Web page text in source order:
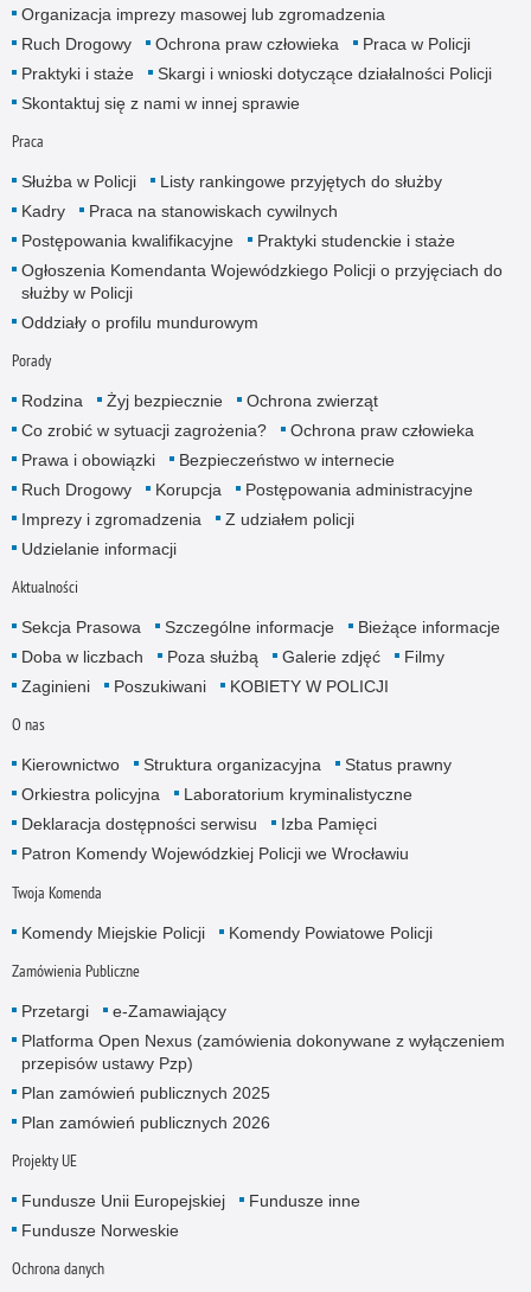
Organizacja imprezy masowej lub zgromadzenia
Ruch Drogowy
Ochrona praw człowieka
Praca w Policji
Praktyki i staże
Skargi i wnioski dotyczące działalności Policji
Skontaktuj się z nami w innej sprawie
Praca
Służba w Policji
Listy rankingowe przyjętych do służby
Kadry
Praca na stanowiskach cywilnych
Postępowania kwalifikacyjne
Praktyki studenckie i staże
Ogłoszenia Komendanta Wojewódzkiego Policji o przyjęciach do
służby w Policji
Oddziały o profilu mundurowym
Porady
Rodzina Żyj bezpiecznie
Ochrona zwierząt
Co zrobić w sytuacji zagrożenia?
Ochrona praw człowieka
Prawa i obowiązki
Bezpieczeństwo w internecie
Ruch Drogowy
Korupcja
Postępowania administracyjne
Imprezy i zgromadzenia
Z udziałem policji
Udzielanie informacji
Aktualności
Sekcja Prasowa Szczególne informacje
Bieżące informacje
Doba w liczbach
Poza służbą Galerie zdjęć
Filmy
Zaginieni
Poszukiwani KOBIETY W POLICJI
O nas
Kierownictwo Struktura organizacyjna
Status prawny
Orkiestra policyjna
Laboratorium kryminalistyczne
Deklaracja dostępności serwisu
Izba Pamięci
Patron Komendy Wojewódzkiej Policji we Wrocławiu
Twoja Komenda
Komendy Miejskie Policji Komendy Powiatowe Policji
Zamówienia Publiczne
Przetargi
e-Zamawiający
Platforma Open Nexus (zamówienia dokonywane z wyłączeniem
przepisów ustawy Pzp)
Plan zamówień publicznych 2025
Plan zamówień publicznych 2026
Projekty UE
Fundusze Unii Europejskiej
Fundusze inne
Fundusze Norweskie
Ochrona danych